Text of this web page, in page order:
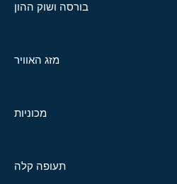
בורסה ושוק ההון
מזג האוויר
מכוניות
תעופה קלה